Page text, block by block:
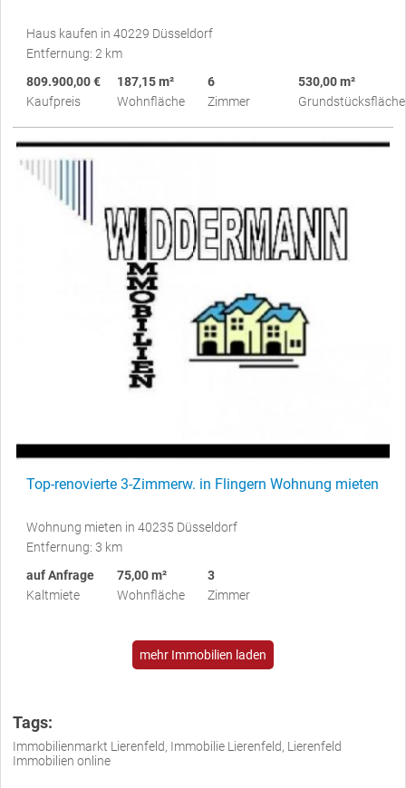
Haus kaufen in 40229 Düsseldorf
Entfernung: 2 km
809.900,00 €
Kaufpreis
187,15 m²
Wohnfläche
6
Zimmer
530,00 m²
Grundstücksfläche
Top-renovierte 3-Zimmerw. in Flingern Wohnung mieten
Wohnung mieten in 40235 Düsseldorf
Entfernung: 3 km
auf Anfrage
Kaltmiete
75,00 m²
Wohnfläche
3
Zimmer
mehr Immobilien laden
Tags:
Immobilienmarkt Lierenfeld, Immobilie Lierenfeld, Lierenfeld
Immobilien online